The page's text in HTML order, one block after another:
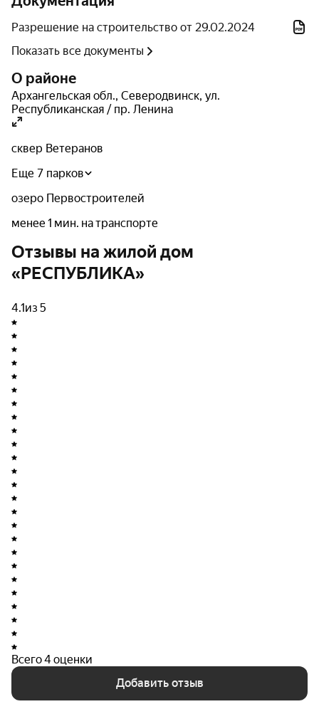
Реализацией авторского дома занимается СЗ
СПЕЦСТРОЙПРОЕКТ. Данная компания
зарекомендовала себя особым подходом к качеству
строительства и повышенным вниманием к деталям
проекта.
Разрешение на строительство от 29.02.2024
Показать все документы
О районе
Архангельская обл., Северодвинск, ул.
Республиканская / пр. Ленина
сквер Ветеранов
Еще 7 парков
озеро Первостроителей
менее 1 мин. на транспорте
Отзывы на жилой дом
«РЕСПУБЛИКА»
4.1из 5
Всего 4 оценки
Добавить отзыв